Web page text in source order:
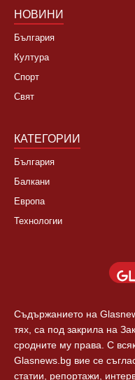
НОВИНИ
България
Култура
Спорт
Свят
КАТЕГОРИИ
България
Балкани
Европа
Технологии
Съдържанието на
тях, са под закрила на
сродните му права. С
Glasnews.bg вие се
статии, репортажи,